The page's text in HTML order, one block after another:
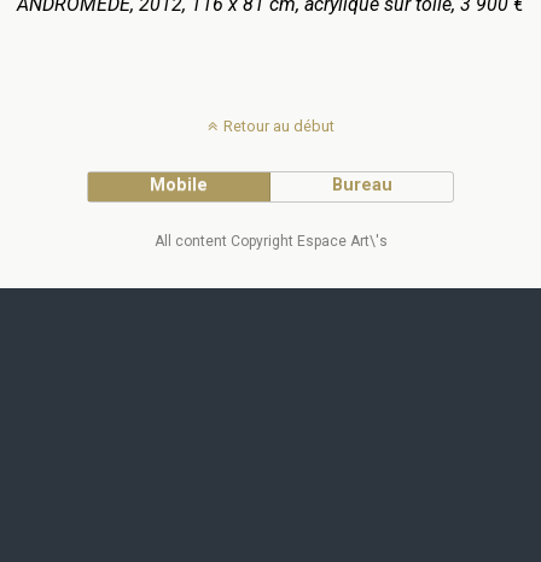
Retour au début
Mobile Bureau
All content Copyright Espace Art\'s